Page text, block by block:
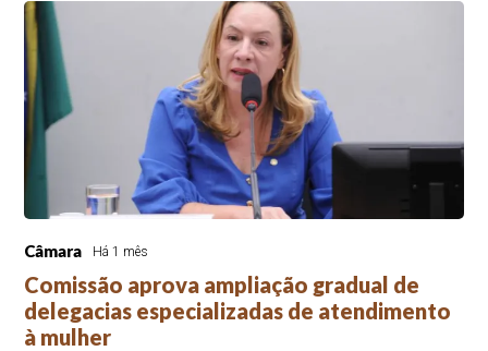
Câmara Há 1 mês
Comissão aprova ampliação gradual de
delegacias especializadas de atendimento
à mulher